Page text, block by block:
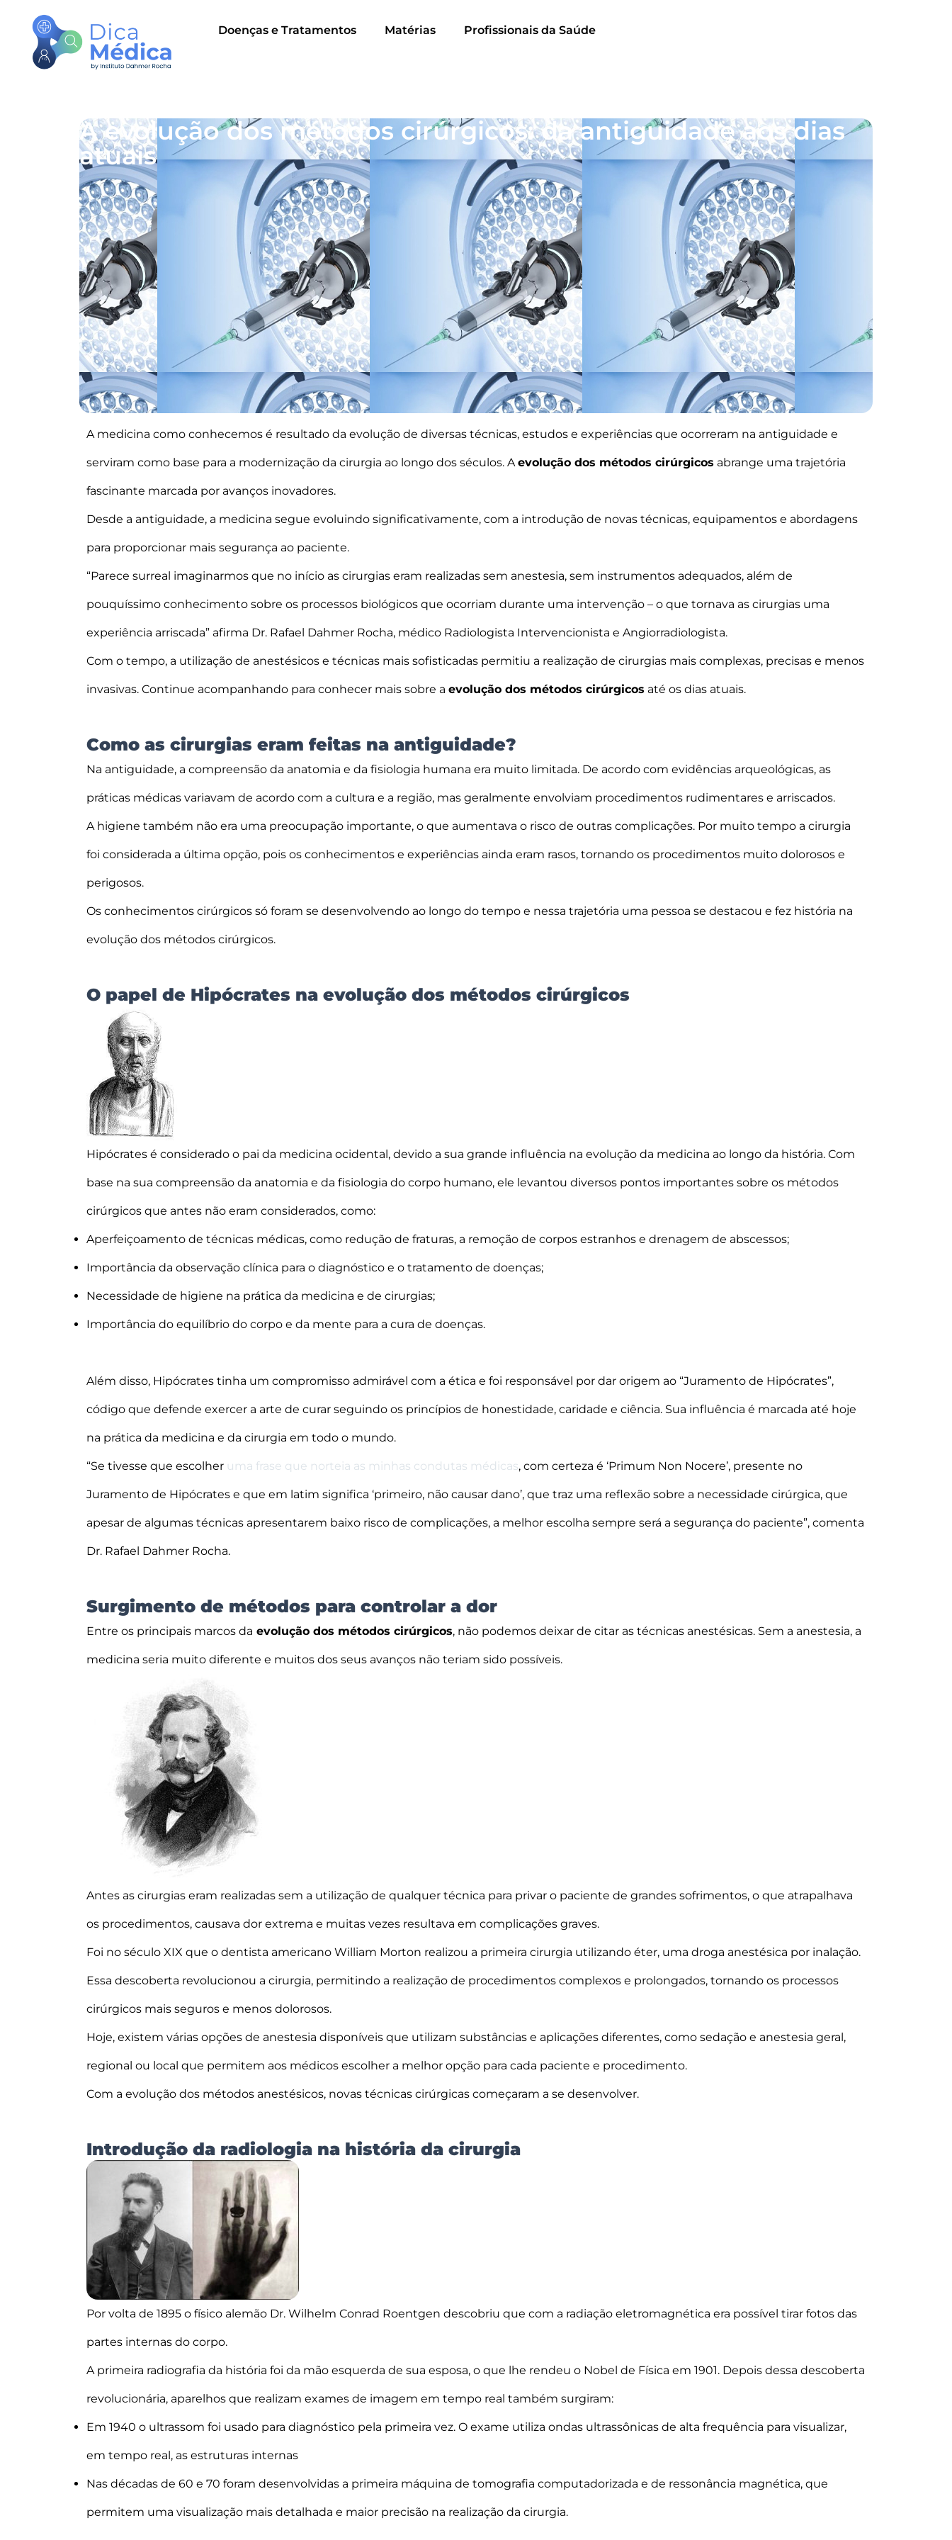
Doenças e Tratamentos Matérias Profissionais da Saúde
A evolução dos métodos cirúrgicos: da antiguidade aos dias
atuais
A medicina como conhecemos é resultado da evolução de diversas técnicas, estudos e experiências que ocorreram na antiguidade e
serviram como base para a modernização da cirurgia ao longo dos séculos. Aevolução dos métodos cirúrgicos abrange uma trajetória
fascinante marcada por avanços inovadores.
Desde a antiguidade, a medicina segue evoluindo significativamente, com a introdução de novas técnicas, equipamentos e abordagens
para proporcionar mais segurança ao paciente.
“Parece surreal imaginarmos que no início as cirurgias eram realizadas sem anestesia, sem instrumentos adequados, além de
pouquíssimo conhecimento sobre os processos biológicos que ocorriam durante uma intervenção – o que tornava as cirurgias uma
experiência arriscada” afirma Dr. Rafael Dahmer Rocha, médico Radiologista Intervencionista e Angiorradiologista.
Com o tempo, a utilização de anestésicos e técnicas mais sofisticadas permitiu a realização de cirurgias mais complexas, precisas e menos
invasivas. Continue acompanhando para conhecer mais sobre a evolução dos métodos cirúrgicos até os dias atuais.
Como as cirurgias eram feitas na antiguidade?
Na antiguidade, a compreensão da anatomia e da fisiologia humana era muito limitada. De acordo com evidências arqueológicas, as
práticas médicas variavam de acordo com a cultura e a região, mas geralmente envolviam procedimentos rudimentares e arriscados.
A higiene também não era uma preocupação importante, o que aumentava o risco de outras complicações. Por muito tempo a cirurgia
foi considerada a última opção, pois os conhecimentos e experiências ainda eram rasos, tornando os procedimentos muito dolorosos e
perigosos.
Os conhecimentos cirúrgicos só foram se desenvolvendo ao longo do tempo e nessa trajetória uma pessoa se destacou e fez história na
evolução dos métodos cirúrgicos.
O papel de Hipócrates na evolução dos métodos cirúrgicos
Hipócrates é considerado o pai da medicina ocidental, devido a sua grande influência na evolução da medicina ao longo da história. Com
base na sua compreensão da anatomia e da fisiologia do corpo humano, ele levantou diversos pontos importantes sobre os métodos
cirúrgicos que antes não eram considerados, como:
Aperfeiçoamento de técnicas médicas, como redução de fraturas, a remoção de corpos estranhos e drenagem de abscessos;
Importância da observação clínica para o diagnóstico e o tratamento de doenças;
Necessidade de higiene na prática da medicina e de cirurgias;
Importância do equilíbrio do corpo e da mente para a cura de doenças.
Além disso, Hipócrates tinha um compromisso admirável com a ética e foi responsável por dar origem ao “Juramento de Hipócrates”,
código que defende exercer a arte de curar seguindo os princípios de honestidade, caridade e ciência. Sua influência é marcada até hoje
na prática da medicina e da cirurgia em todo o mundo.
“Se tivesse que escolher uma frase que norteia as minhas condutas médicas, com certeza é ‘Primum Non Nocere’, presente no
Juramento de Hipócrates e que em latim significa ‘primeiro, não causar dano’, que traz uma reflexão sobre a necessidade cirúrgica, que
apesar de algumas técnicas apresentarem baixo risco de complicações, a melhor escolha sempre será a segurança do paciente”, comenta
Dr. Rafael Dahmer Rocha.
Surgimento de métodos para controlar a dor
Entre os principais marcos da evolução dos métodos cirúrgicos, não podemos deixar de citar as técnicas anestésicas. Sem a anestesia, a
medicina seria muito diferente e muitos dos seus avanços não teriam sido possíveis.
Antes as cirurgias eram realizadas sem a utilização de qualquer técnica para privar o paciente de grandes sofrimentos, o que atrapalhava
os procedimentos, causava dor extrema e muitas vezes resultava em complicações graves.
Foi no século XIX que o dentista americano William Morton realizou a primeira cirurgia utilizando éter, uma droga anestésica por inalação.
Essa descoberta revolucionou a cirurgia, permitindo a realização de procedimentos complexos e prolongados, tornando os processos
cirúrgicos mais seguros e menos dolorosos.
Hoje, existem várias opções de anestesia disponíveis que utilizam substâncias e aplicações diferentes, como sedação e anestesia geral,
regional ou local que permitem aos médicos escolher a melhor opção para cada paciente e procedimento.
Com a evolução dos métodos anestésicos, novas técnicas cirúrgicas começaram a se desenvolver.
Introdução da radiologia na história da cirurgia
Por volta de 1895 o físico alemão Dr. Wilhelm Conrad Roentgen descobriu que com a radiação eletromagnética era possível tirar fotos das
partes internas do corpo.
A primeira radiografia da história foi da mão esquerda de sua esposa, o que lhe rendeu o Nobel de Física em 1901. Depois dessa descoberta
revolucionária, aparelhos que realizam exames de imagem em tempo real também surgiram:
Em 1940 o ultrassom foi usado para diagnóstico pela primeira vez. O exame utiliza ondas ultrassônicas de alta frequência para visualizar,
em tempo real, as estruturas internas
Nas décadas de 60 e 70 foram desenvolvidas a primeira máquina de tomografia computadorizada e de ressonância magnética, que
permitem uma visualização mais detalhada e maior precisão na realização da cirurgia.